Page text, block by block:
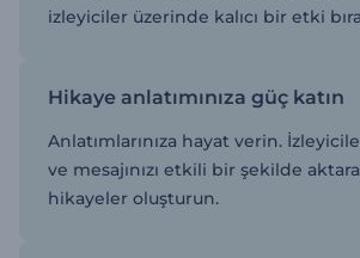
izleyiciler üzerinde kalıcı bir etki
Hikaye anlatımınıza güç katın
Anlatımlarınıza hayat verin.
ve mesajınızı etkili bir şekilde
hikayeler oluşturun.